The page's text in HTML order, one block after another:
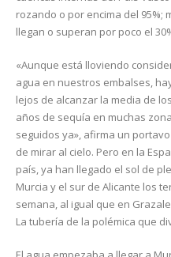
rozando o por encima del 95%;
llegan o superan por poco el
«Aunque está lloviendo
agua en nuestros embalses,
lejos de alcanzar la media de
años de sequía en muchas
seguidos ya», afirma un
de mirar al cielo. Pero en la
país, ya han llegado el sol de
Murcia y el sur de Alicante los
semana, al igual que en
La tubería de la polémica que